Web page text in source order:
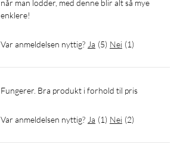
når man lodder, med denne blir alt så mye
enklere!
Var anmeldelsen nyttig? Ja (5) Nei (1)
Fungerer. Bra produkt i forhold til pris
Var anmeldelsen nyttig? Ja (1) Nei (2)